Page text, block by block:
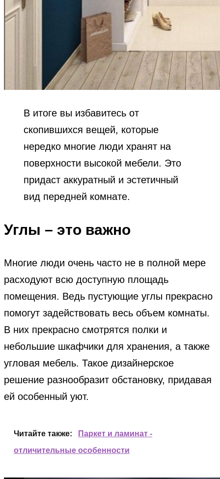
В итоге вы избавитесь от
скопившихся вещей, которые
нередко многие люди хранят на
поверхности высокой мебели. Это
придаст аккуратный и эстетичный
вид передней комнате.
Углы – это важно
Многие люди очень часто не в полной мере
расходуют всю доступную площадь
помещения. Ведь пустующие углы прекрасно
помогут задействовать весь объем комнаты.
В них прекрасно смотрятся полки и
небольшие шкафчики для хранения, а также
угловая мебель. Такое дизайнерское
решение разнообразит обстановку, придавая
ей особенный уют.
Читайте также:
Паркет и ламинат -
отличительные особенности